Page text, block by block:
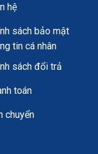
hệ
sách bảo mật
tin cá nhân
sách đổi trả
toán
chuyển